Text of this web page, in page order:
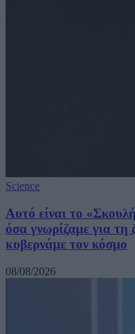
Science
Αυτό είναι το
όσα γνωρίζαμε για
κυβερνάμε τον κόσμο
08/08/2026